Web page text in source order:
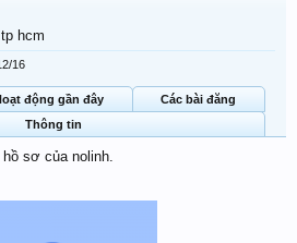
tp hcm
16
động gần đây
Các bài đăng
Thông tin
sơ của nolinh.